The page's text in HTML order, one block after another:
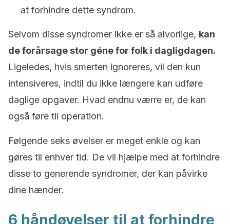
at forhindre dette syndrom.
Selvom disse syndromer ikke er så alvorlige, kan
de forårsage stor géne for folk i dagligdagen.
Ligeledes, hvis smerten ignoreres, vil den kun
intensiveres, indtil du ikke længere kan udføre
daglige opgaver. Hvad endnu værre er, de kan
også føre til operation.
Følgende seks øvelser er meget enkle og kan
gøres til enhver tid. De vil hjælpe med at forhindre
disse to generende syndromer, der kan påvirke
dine hænder.
6 håndøvelser til at forhindre